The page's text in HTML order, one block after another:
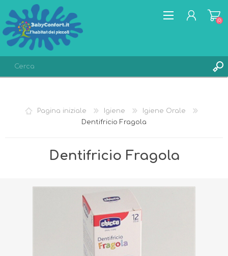
LISTA DEI DESIDERI
(0)
Pagina iniziale Igiene
Igiene Orale
Dentifricio Fragola
Dentifricio Fragola